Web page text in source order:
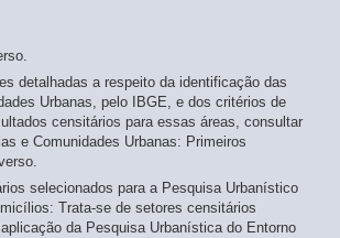
detalhadas a respeito da identificação das
Urbanas, pelo IBGE, e dos critérios de
censitários para essas áreas, consultar
e Comunidades Urbanas: Primeiros
selecionados para a Pesquisa Urbanístico
Trata-se de setores censitários
da Pesquisa Urbanística do Entorno